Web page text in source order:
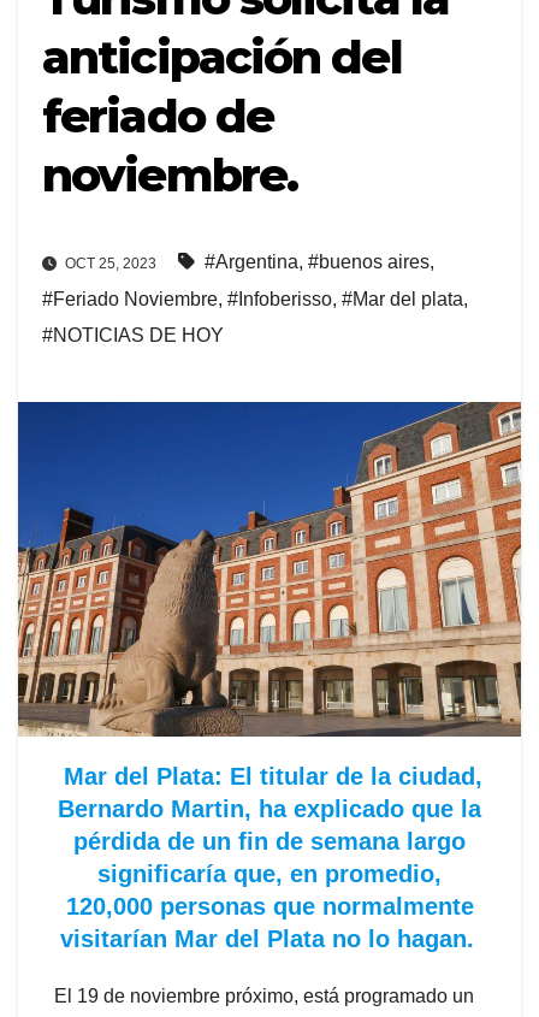
anticipación del
feriado de
noviembre.
OCT 25, 2023 #Argentina, #buenos aires,
#Feriado Noviembre, #Infoberisso, #Mar del plata,
#NOTICIAS DE HOY
Mar del Plata: El titular de la ciudad,
Bernardo Martin, ha explicado que la
pérdida de un fin de semana largo
significaría que, en promedio,
120,000 personas que normalmente
visitarían Mar del Plata no lo hagan.
El 19 de noviembre próximo, está programado un